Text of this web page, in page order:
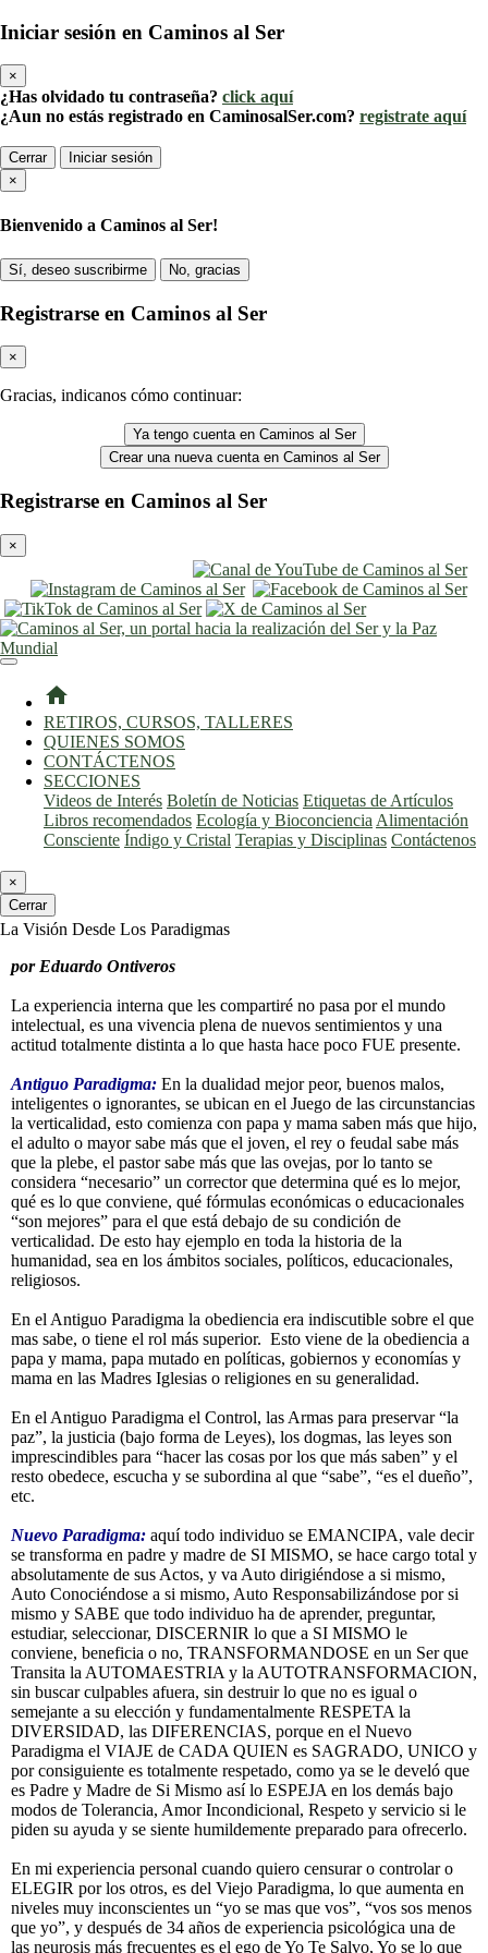
Iniciar sesión en Caminos al Ser
×
¿Has olvidado tu contraseña? click aquí
¿Aun no estás registrado en CaminosalSer.com? registrate aquí
Cerrar
Iniciar sesión
×
Bienvenido a Caminos al Ser!
Sí, deseo suscribirme No, gracias
Registrarse en Caminos al Ser
×
Gracias, indicanos cómo continuar:
Ya tengo cuenta en Caminos al Ser
Crear una nueva cuenta en Caminos al Ser
Registrarse en Caminos al Ser
×
home
RETIROS, CURSOS, TALLERES
QUIENES SOMOS
CONTÁCTENOS
SECCIONES
Videos de Interés Boletín de Noticias Etiquetas de Artículos
Libros recomendados Ecología y Bioconciencia Alimentación
Consciente Índigo y Cristal Terapias y Disciplinas Contáctenos
×
Cerrar
La Visión Desde Los Paradigmas
por Eduardo Ontiveros
La experiencia interna que les compartiré no pasa por el mundo
intelectual, es una vivencia plena de nuevos sentimientos y una
actitud totalmente distinta a lo que hasta hace poco FUE presente.
Antiguo Paradigma: En la dualidad mejor peor, buenos malos,
inteligentes o ignorantes, se ubican en el Juego de las circunstancias
la verticalidad, esto comienza con papa y mama saben más que hijo,
el adulto o mayor sabe más que el joven, el rey o feudal sabe más
que la plebe, el pastor sabe más que las ovejas, por lo tanto se
considera “necesario” un corrector que determina qué es lo mejor,
qué es lo que conviene, qué fórmulas económicas o educacionales
“son mejores” para el que está debajo de su condición de
verticalidad. De esto hay ejemplo en toda la historia de la
humanidad, sea en los ámbitos sociales, políticos, educacionales,
religiosos.
En el Antiguo Paradigma la obediencia era indiscutible sobre el que
mas sabe, o tiene el rol más superior. Esto viene de la obediencia a
papa y mama, papa mutado en políticas, gobiernos y economías y
mama en las Madres Iglesias o religiones en su generalidad.
En el Antiguo Paradigma el Control, las Armas para preservar “la
paz”, la justicia (bajo forma de Leyes), los dogmas, las leyes son
imprescindibles para “hacer las cosas por los que más saben” y el
resto obedece, escucha y se subordina al que “sabe”, “es el dueño”,
etc.
Nuevo Paradigma: aquí todo individuo se EMANCIPA, vale decir
se transforma en padre y madre de SI MISMO, se hace cargo total y
absolutamente de sus Actos, y va Auto dirigiéndose a si mismo,
Auto Conociéndose a si mismo, Auto Responsabilizándose por si
mismo y SABE que todo individuo ha de aprender, preguntar,
estudiar, seleccionar, DISCERNIR lo que a SI MISMO le
conviene, beneficia o no, TRANSFORMANDOSE en un Ser que
Transita la AUTOMAESTRIA y la AUTOTRANSFORMACION,
sin buscar culpables afuera, sin destruir lo que no es igual o
semejante a su elección y fundamentalmente RESPETA la
DIVERSIDAD, las DIFERENCIAS, porque en el Nuevo
Paradigma el VIAJE de CADA QUIEN es SAGRADO, UNICO y
por consiguiente es totalmente respetado, como ya se le develó que
es Padre y Madre de Si Mismo así lo ESPEJA en los demás bajo
modos de Tolerancia, Amor Incondicional, Respeto y servicio si le
piden su ayuda y se siente humildemente preparado para ofrecerlo.
En mi experiencia personal cuando quiero censurar o controlar o
ELEGIR por los otros, es del Viejo Paradigma, lo que aumenta en
niveles muy inconscientes un “yo se mas que vos”, “vos sos menos
que yo”, y después de 34 años de experiencia psicológica una de
las neurosis más frecuentes es el ego de Yo Te Salvo, Yo se lo que